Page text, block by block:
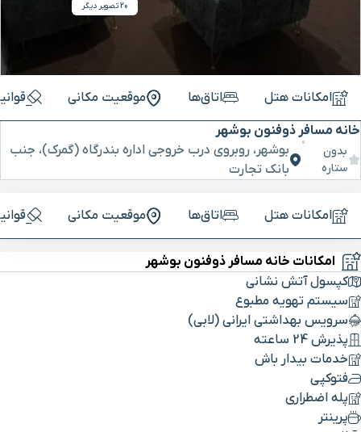
20 تصویر دیگر
امکانات هتل اتاق‌ها موقعیت مکانی
خانه مسافر ذوفنون بوشهر
بدون
ستاره
بوشهر، روبروی درب خروجی اداره بندرگاه (گمرک)، جنب
بانک تجارت
امکانات هتل اتاق‌ها موقعیت مکانی
امکانات خانه مسافر ذوفنون بوشهر
کپسول آتش نشانی
سیستم تهویه مطبوع
سرویس بهداشتی ایرانی (لابی)
پذیرش 24 ساعته
خدمات بیدار باش
فتوکپی
پله اضطراری
پرینتر